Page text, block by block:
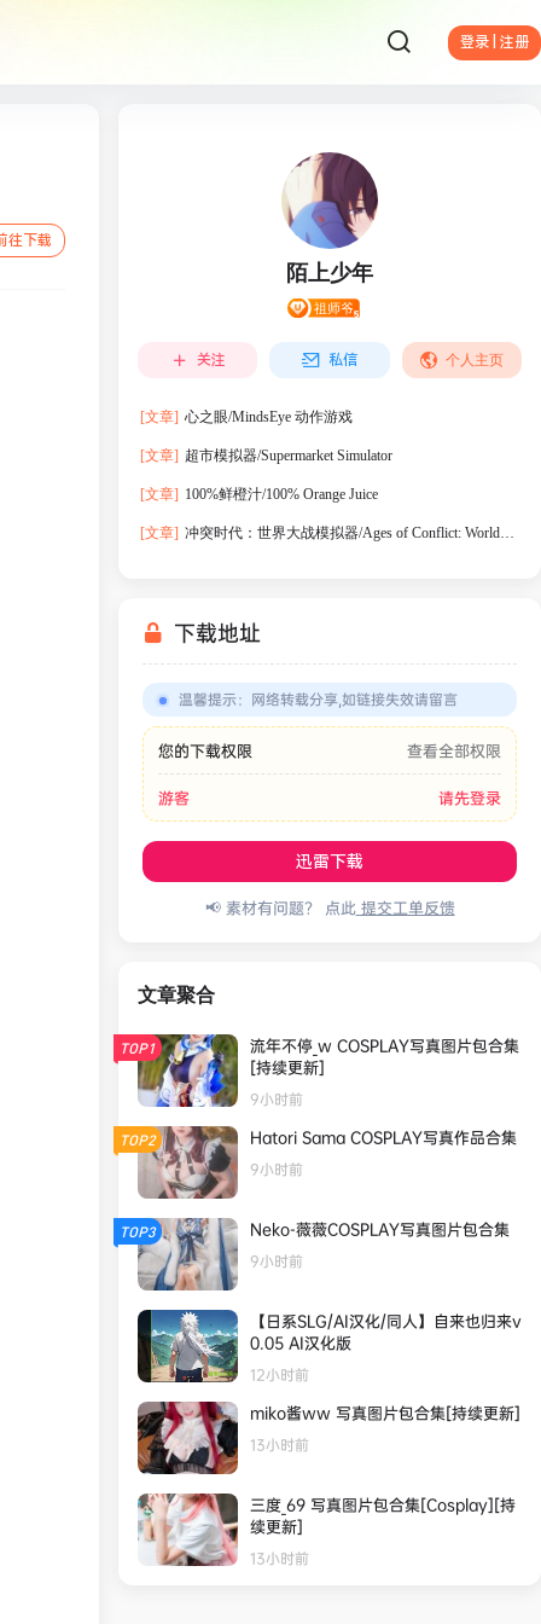
登录 | 注册
往下载
陌上少年
关注 私信 个人主页
[文章] 心之眼/MindsEye 动作‎游戏
[文章] 超市模拟器/Supermarket Simulator
[文章] 100%鲜橙汁/100% Orange Juice
[文章] 冲突时代：世界大战模拟器/Ages of Conflict: World
下载地址
温馨提示： 网络转载分享,如链接失效请留言
您的下载权限 查看全部权限
游客 请先登录
迅雷下载
📢 素材有问题？ 点此提交工单反馈
文章聚合
TOP1
流年不停_w COSPLAY写真图片包合集
[持续更新]
9小时前
TOP2 Hatori Sama COSPLAY写真作品合集
9小时前
TOP3 Neko-薇薇COSPLAY写真图片包合集
9小时前
【日系SLG/AI汉化/同人】自来也归来v
0.05 AI汉化版
12小时前
miko酱ww 写真图片包合集[持续更新]
13小时前
三度_69 写真图片包合集[Cosplay][持
续更新]
13小时前